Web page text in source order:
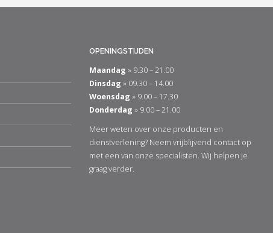
OPENINGSTIJDEN
Maandag » 9.30 – 21.00
Dinsdag » 09.30 – 14.00
Woensdag » 9.00 – 17.30
Donderdag » 9.00 – 21.00
Meer weten over onze producten en
dienstverlening? Neem vrijblijvend contact op
met een van onze specialisten. Wij helpen je
graag verder.